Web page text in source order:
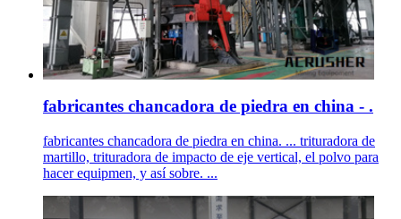
fabricantes chancadora de piedra en china - .
fabricantes chancadora de piedra en china. ... trituradora de
martillo, trituradora de impacto de eje vertical, el polvo para
hacer equipmen, y así sobre. ...